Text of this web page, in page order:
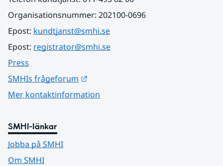
Organisationsnummer: 202100-0696
Epost: kundtjanst@smhi.se
Epost: registrator@smhi.se
Press
SMHIs frågeforum
Mer kontaktinformation
SMHI-länkar
Jobba på SMHI
Om SMHI